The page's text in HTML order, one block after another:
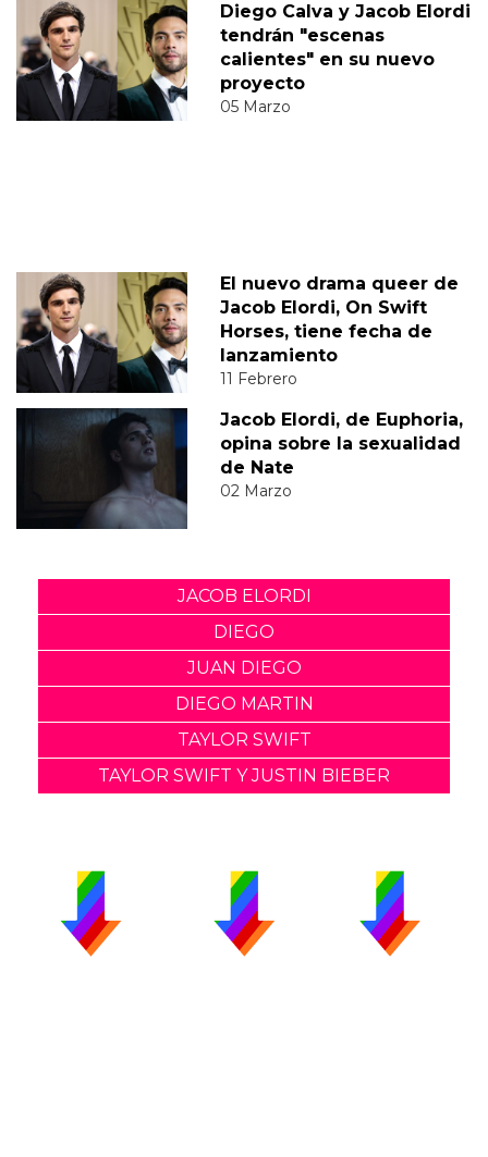
Diego Calva y Jacob Elordi
tendrán "escenas
calientes" en su nuevo
proyecto
05 Marzo
El nuevo drama queer de
Jacob Elordi, On Swift
Horses, tiene fecha de
lanzamiento
11 Febrero
Jacob Elordi, de Euphoria,
opina sobre la sexualidad
de Nate
02 Marzo
JACOB ELORDI
DIEGO
JUAN DIEGO
DIEGO MARTIN
TAYLOR SWIFT
TAYLOR SWIFT Y JUSTIN BIEBER